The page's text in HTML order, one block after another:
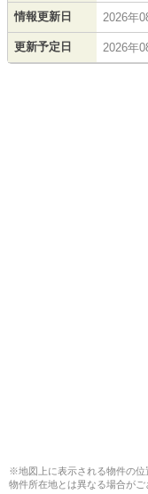
情報更新日 2026年
更新予定日 2026年
※地図上に表示される物件の位
物件所在地とは異なる場合がご